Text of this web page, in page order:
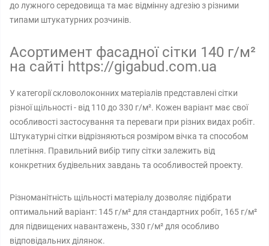
до лужного середовища та має відмінну адгезію з різними
типами штукатурних розчинів.
Асортимент фасадної сітки 140 г/м²
на сайті https://gigabud.com.ua
У категорії скловолоконних матеріалів представлені сітки
різної щільності - від 110 до 330 г/м². Кожен варіант має свої
особливості застосування та переваги при різних видах робіт.
Штукатурні сітки відрізняються розміром вічка та способом
плетіння. Правильний вибір типу сітки залежить від
конкретних будівельних завдань та особливостей проекту.
Різноманітність щільності матеріалу дозволяє підібрати
оптимальний варіант: 145 г/м² для стандартних робіт, 165 г/м²
для підвищених навантажень, 330 г/м² для особливо
відповідальних ділянок.